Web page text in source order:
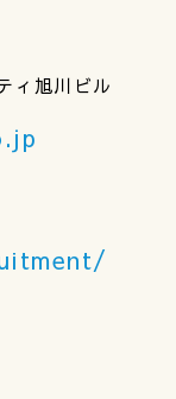
ィ旭川ビル